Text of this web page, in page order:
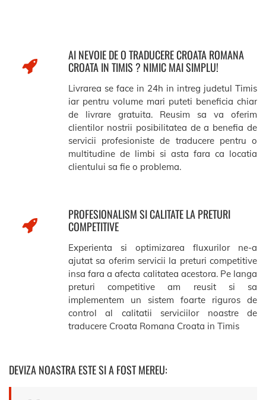
AI NEVOIE DE O TRADUCERE CROATA ROMANA
CROATA IN TIMIS ? NIMIC MAI SIMPLU!
Livrarea se face in 24h in intreg judetul Timis
iar pentru volume mari puteti beneficia chiar
de livrare gratuita. Reusim sa va oferim
clientilor nostrii posibilitatea de a benefia de
servicii profesioniste de traducere pentru o
multitudine de limbi si asta fara ca locatia
clientului sa fie o problema.
PROFESIONALISM SI CALITATE LA PRETURI
COMPETITIVE
Experienta si optimizarea fluxurilor ne-a
ajutat sa oferim servicii la preturi competitive
insa fara a afecta calitatea acestora. Pe langa
preturi competitive am reusit si sa
implementem un sistem foarte riguros de
control al calitatii serviciilor noastre de
traducere Croata Romana Croata in Timis
DEVIZA NOASTRA ESTE SI A FOST MEREU: